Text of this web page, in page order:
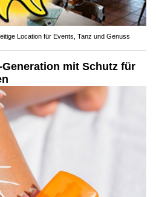
Location für Events, Tanz und Genuss
mit Schutz für